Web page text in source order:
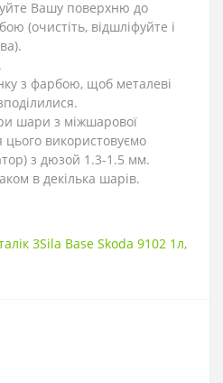
Вашу поверхню до
(очистіть, відшліфуйте і
з фарбою, щоб металеві
шари з міжшарової
використовуємо
з дюзой 1.3-1.5 мм.
в декілька шарів.
3Sila Base Skoda 9102 1л,